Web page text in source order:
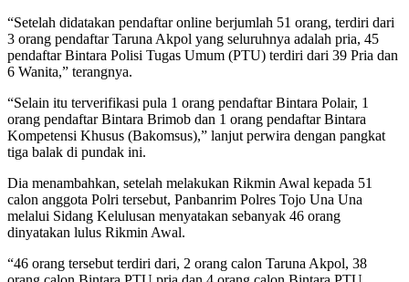
“Setelah didatakan pendaftar online berjumlah 51 orang, terdiri dari
3 orang pendaftar Taruna Akpol yang seluruhnya adalah pria, 45
pendaftar Bintara Polisi Tugas Umum (PTU) terdiri dari 39 Pria dan
6 Wanita,” terangnya.
“Selain itu terverifikasi pula 1 orang pendaftar Bintara Polair, 1
orang pendaftar Bintara Brimob dan 1 orang pendaftar Bintara
Kompetensi Khusus (Bakomsus),” lanjut perwira dengan pangkat
tiga balak di pundak ini.
Dia menambahkan, setelah melakukan Rikmin Awal kepada 51
calon anggota Polri tersebut, Panbanrim Polres Tojo Una Una
melalui Sidang Kelulusan menyatakan sebanyak 46 orang
dinyatakan lulus Rikmin Awal.
“46 orang tersebut terdiri dari, 2 orang calon Taruna Akpol, 38